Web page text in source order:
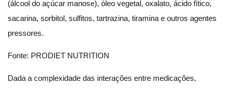
(álcool do açúcar manose), óleo vegetal, oxalato, ácido fítico,
sacarina, sorbitol, sulfitos, tartrazina, tiramina e outros agentes
pressores.
Fonte: PRODIET NUTRITION
Dada a complexidade das interações entre medicações,